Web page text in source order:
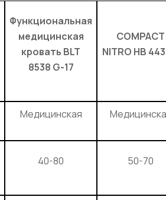
Функциональная
медицинская
кровать BLT
8538 G-17
COMPACT
NITRO HB
Медицинская
40-80 50-70